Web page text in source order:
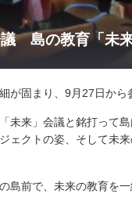
島の教育「未
が固まり、9月27日から
未来」会議と銘打って
ェクトの姿、そして未
島前で、未来の教育を